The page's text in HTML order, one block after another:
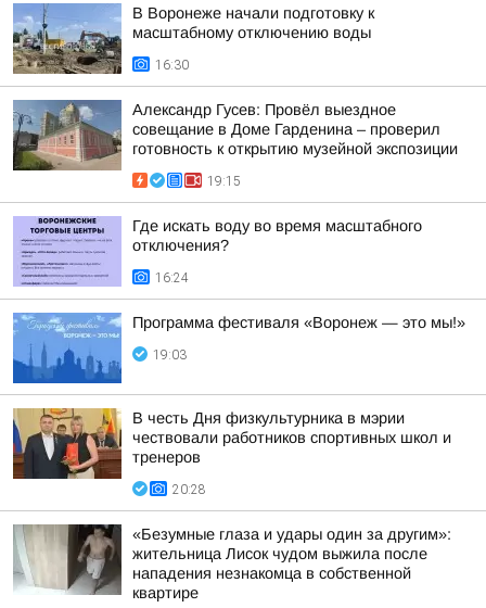
В Воронеже начали подготовку к
масштабному отключению воды
16:30
Александр Гусев: Провёл выездное
совещание в Доме Гарденина – проверил
готовность к открытию музейной экспозиции
19:15
Где искать воду во время масштабного
отключения?
16:24
Программа фестиваля «Воронеж — это мы!»
19:03
В честь Дня физкультурника в мэрии
чествовали работников спортивных школ и
тренеров
20:28
«Безумные глаза и удары один за другим»:
жительница Лисок чудом выжила после
нападения незнакомца в собственной
квартире